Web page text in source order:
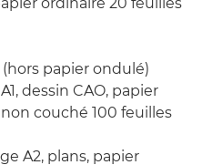
papier ondulé)
dessin CAO, papier
couché 100 feuilles
A2, plans, papier